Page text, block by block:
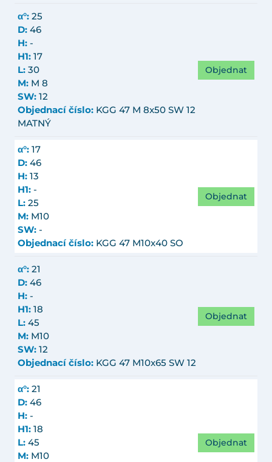
α°: 25
D: 46
H: -
H1: 17
L: 30
M: M 8
SW: 12
Objednací číslo: KGG 47 M 8x50 SW 12
MATNÝ
Objednat
α°: 17
D: 46
H: 13
H1: -
L: 25
M: M10
SW: -
Objednací číslo: KGG 47 M10x40 SO
Objednat
α°: 21
D: 46
H: -
H1: 18
L: 45
M: M10
SW: 12
Objednací číslo: KGG 47 M10x65 SW 12
Objednat
α°: 21
D: 46
H: -
H1: 18
L: 45
M: M10
Objednat